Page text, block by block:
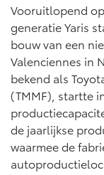
Vooruitlopend
generatie Yaris
bouw van een
Valenciennes in
bekend als
(TMMF), startte
de jaarlijkse
waarmee de